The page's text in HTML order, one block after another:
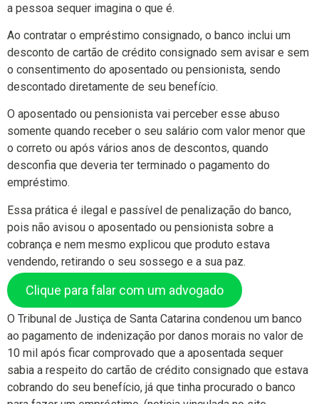
a pessoa sequer imagina o que é.
Ao contratar o empréstimo consignado, o banco inclui um
desconto de cartão de crédito consignado sem avisar e sem
o consentimento do aposentado ou pensionista, sendo
descontado diretamente de seu benefício.
O aposentado ou pensionista vai perceber esse abuso
somente quando receber o seu salário com valor menor que
o correto ou após vários anos de descontos, quando
desconfia que deveria ter terminado o pagamento do
empréstimo.
Essa prática é ilegal e passível de penalização do banco,
pois não avisou o aposentado ou pensionista sobre a
cobrança e nem mesmo explicou que produto estava
vendendo, retirando o seu sossego e a sua paz.
Clique para falar com um advogado
O Tribunal de Justiça de Santa Catarina condenou um banco
ao pagamento de indenização por danos morais no valor de
10 mil após ficar comprovado que a aposentada sequer
sabia a respeito do cartão de crédito consignado que estava
cobrando do seu benefício, já que tinha procurado o banco